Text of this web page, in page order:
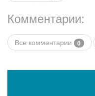
Комментарии:
Все комментарии 0